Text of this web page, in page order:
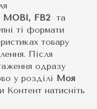
MOBI, FB2 та
ті формати
товару
Після
одразу
у розділі Моя
натисніть